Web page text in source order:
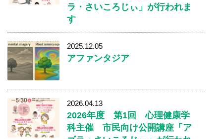
ラ・さいころじぃ」が行われま
す
2025.12.05
アファンタジア
2026.04.13
2026年度 第1回 心理健康学
科主催 市民向け公開講座「ア